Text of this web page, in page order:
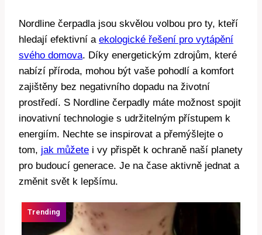
Nordline čerpadla jsou skvělou volbou pro ty, kteří
hledají efektivní a ekologické řešení pro vytápění
svého domova. Díky energetickým zdrojům, které
nabízí příroda, mohou být vaše pohodlí a komfort
zajištěny bez negativního dopadu na životní
prostředí. S Nordline čerpadly máte možnost spojit
inovativní technologie s udržitelným přístupem k
energiím. Nechte se inspirovat a přemýšlejte o
tom, jak můžete i vy přispět k ochraně naší planety
pro budoucí generace. Je na čase aktivně jednat a
změnit svět k lepšímu.